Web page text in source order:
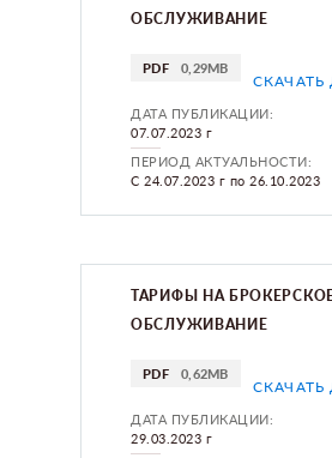
ОБСЛУЖИВАНИЕ
PDF 0,29MB
ДАТА ПУБЛИКАЦИИ:
07.07.2023 г
ПЕРИОД АКТУАЛЬНОСТИ:
С 24.07.2023 г по 26.10.2023
ТАРИФЫ НА
ОБСЛУЖИВАНИЕ
PDF 0,62MB
ДАТА ПУБЛИКАЦИИ:
29.03.2023 г